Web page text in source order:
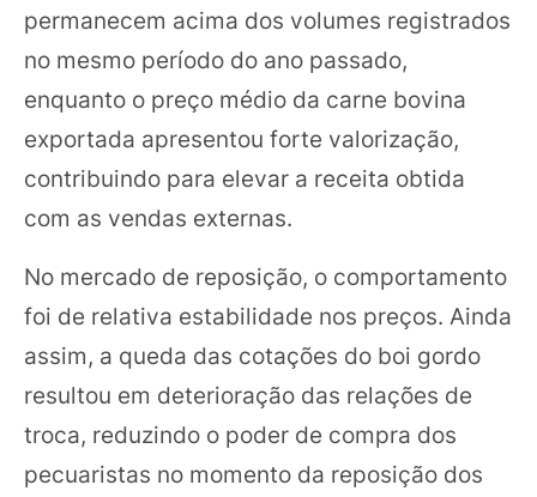
permanecem acima dos volumes registrados
no mesmo período do ano passado,
enquanto o preço médio da carne bovina
exportada apresentou forte valorização,
contribuindo para elevar a receita obtida
com as vendas externas.
No mercado de reposição, o comportamento
foi de relativa estabilidade nos preços. Ainda
assim, a queda das cotações do boi gordo
resultou em deterioração das relações de
troca, reduzindo o poder de compra dos
pecuaristas no momento da reposição dos